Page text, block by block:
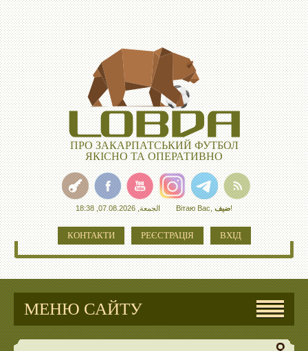
ПРО ЗАКАРПАТСЬКИЙ ФУТБОЛ
ЯКІСНО ТА ОПЕРАТИВНО
الجمعة, 07.08.2026, 18:38 Вітаю Вас,ضيف!
КОНТАКТИ РЕЄСТРАЦІЯ ВХІД
МЕНЮ САЙТУ